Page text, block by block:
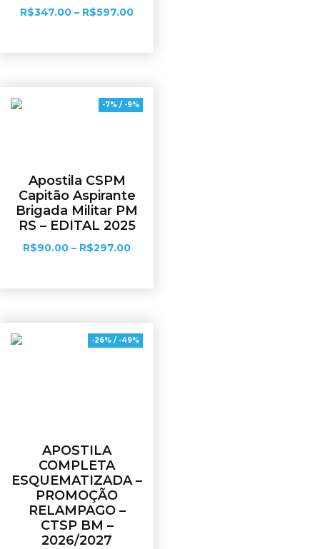
R$347.00 – R$597.00
-7% / -9%
Apostila CSPM
Capitão Aspirante
Brigada Militar PM
RS – EDITAL 2025
R$90.00 – R$297.00
-26% / -49%
APOSTILA
COMPLETA
ESQUEMATIZADA –
PROMOÇÃO
RELAMPAGO –
CTSP BM –
2026/2027